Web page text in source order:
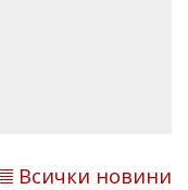
Всички новини